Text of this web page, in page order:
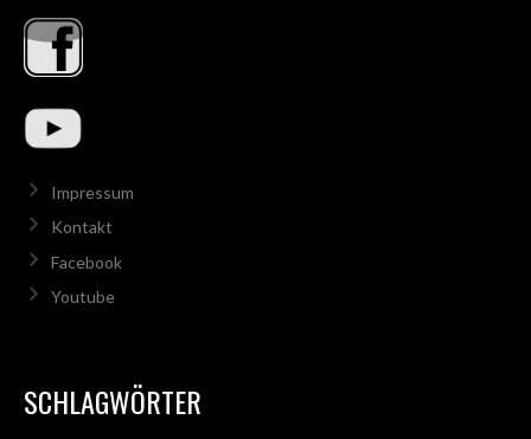
Impressum
Kontakt
Facebook
Youtube
SCHLAGWÖRTER